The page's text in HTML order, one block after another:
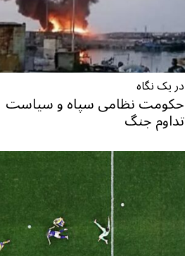
در یک نگاه
حکومت نظامی سپاه و سیاست
تداوم جنگ